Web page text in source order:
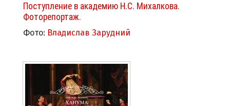
Поступление в академию Н.С. Михалкова.
Фоторепортаж.
Фото: Владислав Зарудний